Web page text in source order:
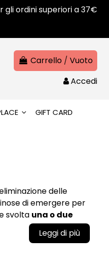
gli ordini superiori a 37€
Carrello / Vuoto
Accedi
GIFT CARD
delle
di emergere per
svolta una o due
portare al temuto